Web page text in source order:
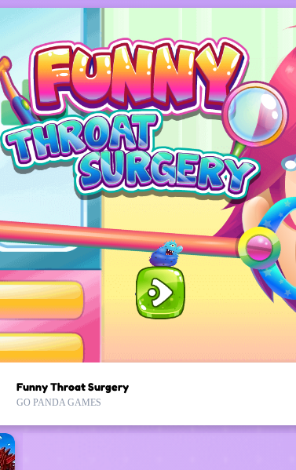
Funny Throat Surgery
GO PANDA GAMES